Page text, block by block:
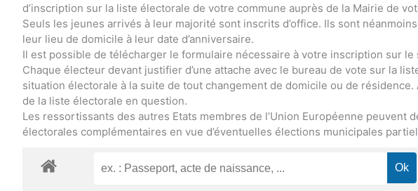
d’inscription sur la liste électorale de votre commune auprès de la Mairie de
Seuls les jeunes arrivés à leur majorité sont inscrits d’office. Ils sont
leur lieu de domicile à leur date d’anniversaire.
Il est possible de télécharger le formulaire nécessaire à votre inscription sur
Chaque électeur devant justifier d’une attache avec le bureau de vote sur la
situation électorale à la suite de tout changement de domicile ou de résidence.
de la liste électorale en question.
Les ressortissants des autres Etats membres de l’Union Européenne peuvent
électorales complémentaires en vue d’éventuelles élections municipales